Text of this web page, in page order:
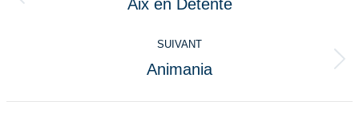
commentaire
Onglet
Aix en Détente
SUIVANT
Projets
Animania